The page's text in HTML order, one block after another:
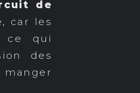
de
car les
ce qui
des